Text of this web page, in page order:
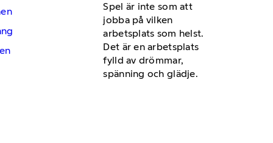
Spel är inte som att
jobba på vilken
arbetsplats som helst.
Det är en arbetsplats
fylld av drömmar,
spänning och glädje.